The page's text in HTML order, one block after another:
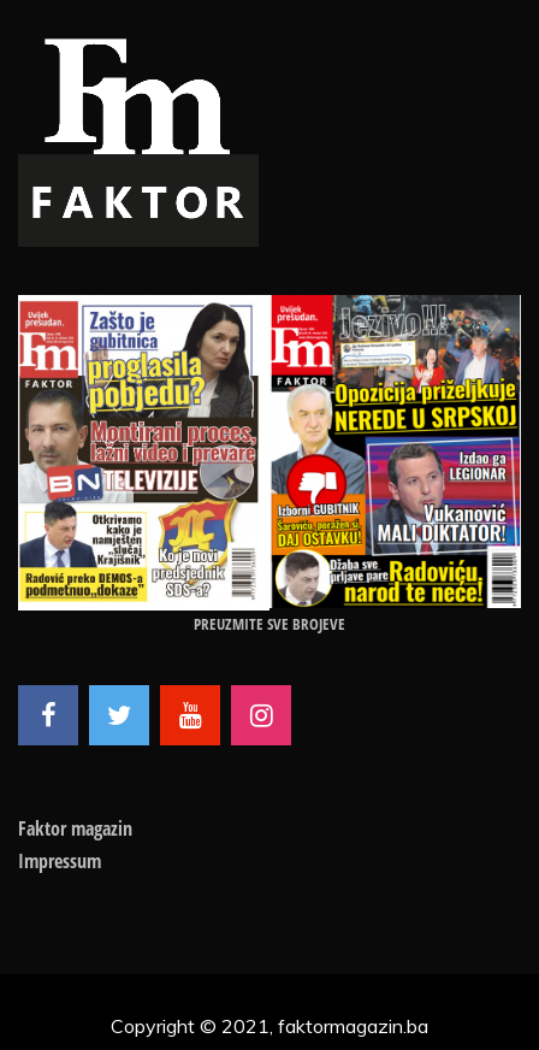
PREUZMITE SVE BROJEVE
Faktor magazin
Impressum
Copyright © 2021, faktormagazin.ba